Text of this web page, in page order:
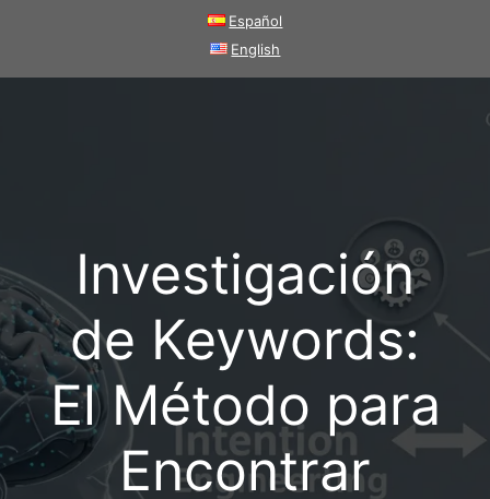
Español
English
Investigación
de Keywords:
El Método para
Encontrar